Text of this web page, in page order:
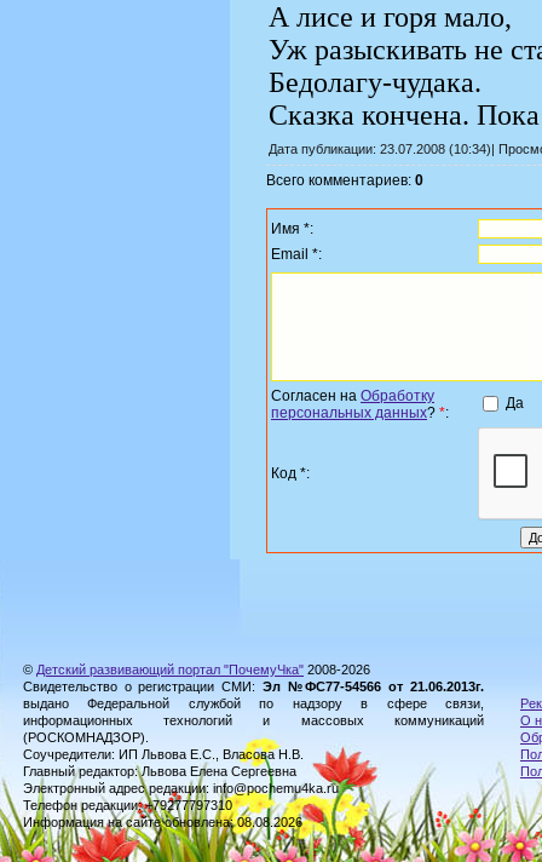
А лисе и горя мало,
Уж разыскивать не
Бедолагу-чудака.
Сказка кончена.
Дата публикации: 23.07.2008 (10:34)|
Всего комментариев: 0
Имя *:
Email *:
Согласен на Обработку
персональных данных? *:
Да
Код *:
© Детский развивающий портал "ПочемуЧка" 2008-2026
Свидетельство о регистрации СМИ: Эл №ФС77-54566 от 21.06.2013г.
выдано Федеральной службой по надзору в сфере связи,
информационных технологий и массовых коммуникаций
(РОСКОМНАДЗОР).
Соучредители: ИП Львова Е.С., Власова Н.В.
Главный редактор: Львова Елена Сергеевна
Электронный адрес редакции: info@pochemu4ka.ru
Телефон редакции: +79277797310
Информация на сайте обновлена: 08.08.2026
О